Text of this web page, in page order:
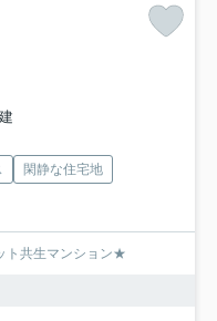
閑静な住宅地
ト共生マンション★